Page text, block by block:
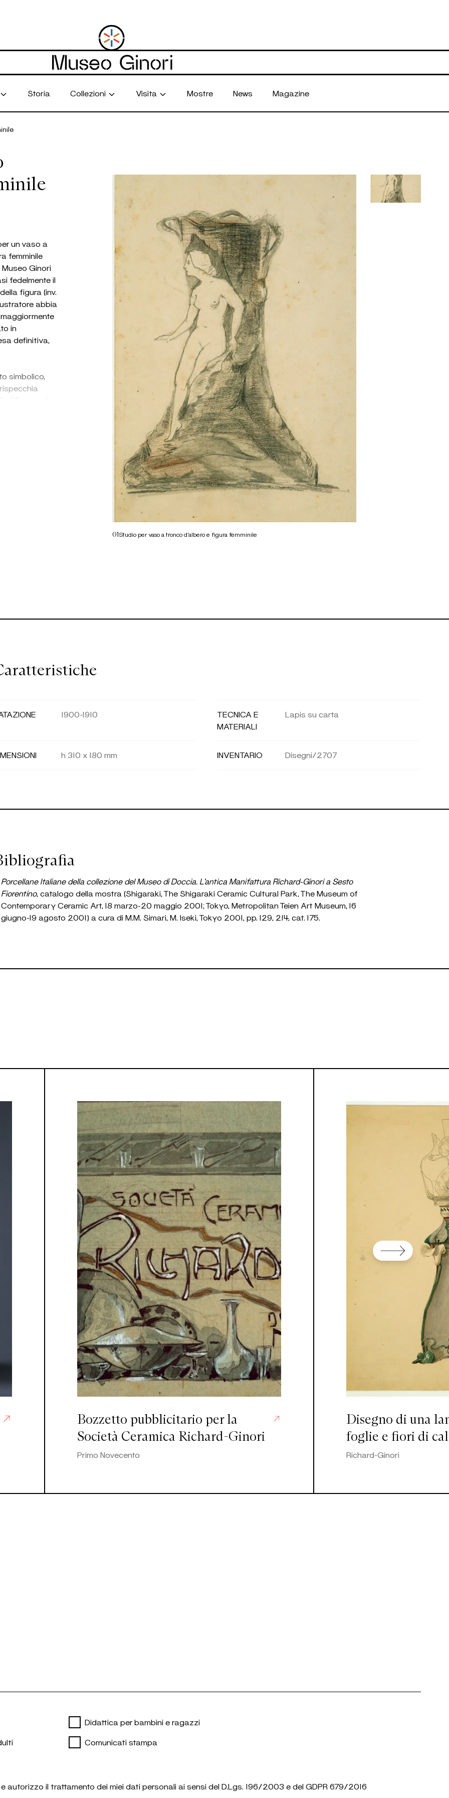
Storia Collezioni Visita Mostre News Magazine
un vaso a
femminile
Ginori
fedelmente il
figura (inv.
abbia
in
definitiva,
simbolico,
Liberty
nei
Luigi Tazzini
01Studio per vaso a tronco d’albero e figura femminile
1900-1910
TECNICA E
MATERIALI
Lapis su carta
h 310 x 180 mm INVENTARIO Disegni/2707
Porcellane Italiane della collezione del Museo di Doccia. L’antica Manifattura Richard-Ginori a Sesto
Fiorentino, catalogo della mostra (Shigaraki, The Shigaraki Ceramic Cultural Park, The Museum of
Contemporary Ceramic Art, 18 marzo-20 maggio 2001; Tokyo, Metropolitan Teien Art Museum, 16
giugno-19 agosto 2001) a cura di M.M. Simari, M. Iseki, Tokyo 2001, pp. 129, 214, cat. 175.
Bozzetto pubblicitario per la
Società Ceramica Richard-Ginori
Primo Novecento
Disegno di una
foglie e fiori di
Richard-Ginori
Didattica per bambini e ragazzi
Comunicati stampa
e autorizzo il trattamento dei miei dati personali ai sensi del D.Lgs. 196/2003 e del GDPR 679/2016